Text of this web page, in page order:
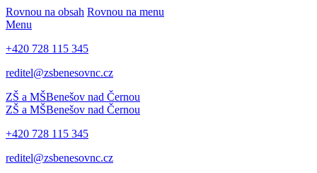
Rovnou na obsah Rovnou na menu
Menu
+420 728 115 345
reditel@zsbenesovnc.cz
ZŠ a MŠBenešov nad Černou
ZŠ a MŠBenešov nad Černou
+420 728 115 345
reditel@zsbenesovnc.cz